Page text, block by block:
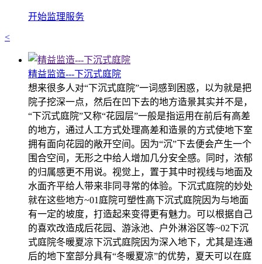
开始监理服务
<
精益监造---下沉式庭院
想来很多人对“下沉式庭院”一词感到困惑，以为就是把
院子挖深一点，然后在凹下去的地方造景其实并不是，
“下沉式庭院”又称“花园层”一般是指运用在前后有高差
的地方，通过人工方式处理高差和造景的方式使地下室
拥有面向花园的敞开空间。因为“沉”下去便会产生一个
围合空间，无形之中给人增加几分安全感。同时，浓郁
的归属感更不用说。视觉上，置于其中时视线与地面及
水面齐平给人带来非同寻常的体验。下沉式庭院的妙处
就在这些地方~01庭院可塑性高下沉式庭院因为与地面
有一定的坡度，打造起来变得更有魅力。可以根据自己
的喜欢改造成后花园、游泳池、户外淋浴区等~02下沉
式庭院冬暖夏凉下沉式庭院因为深入地下，尤其是连通
后的地下室部分具有“冬暖夏凉”的优势，夏天可以在庭